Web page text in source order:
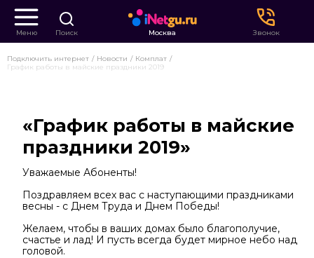
Меню Поиск Москва Звонок
Подключить интернет Новости
Комплат
График работы в майские праздники 2019
«График работы в майские
праздники 2019»
Уважаемые Абоненты!
Поздравляем всех вас с наступающими праздниками
весны - с Днем Труда и Днем Победы!
Желаем, чтобы в ваших домах было благополучие,
счастье и лад! И пусть всегда будет мирное небо над
головой.